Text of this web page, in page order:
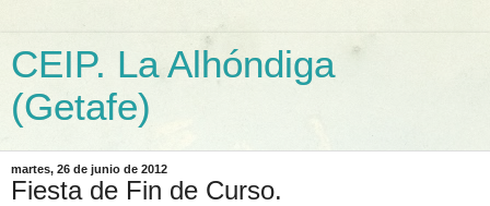
CEIP. La Alhóndiga
(Getafe)
martes, 26 de junio de 2012
Fiesta de Fin de Curso.